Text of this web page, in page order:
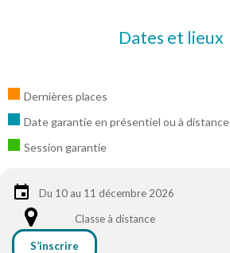
Dates et lieux
Dernières places
Date garantie en présentiel ou à distance
Session garantie
Du 10 au 11 décembre 2026
Classe à distance
S’inscrire